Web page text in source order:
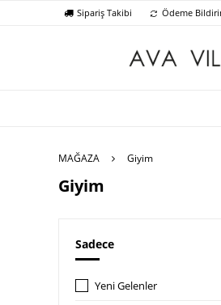
Sipariş Takibi Ödeme
MAĞAZA Giyim
Giyim
Sadece
Yeni Gelenler